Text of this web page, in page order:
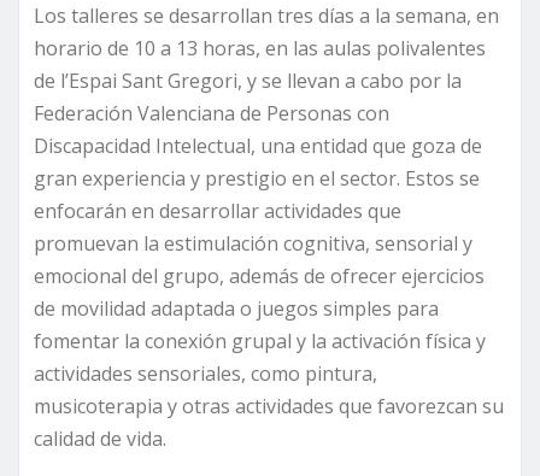
Los talleres se desarrollan tres días a la semana, en
horario de 10 a 13 horas, en las aulas polivalentes
de l’Espai Sant Gregori, y se llevan a cabo por la
Federación Valenciana de Personas con
Discapacidad Intelectual, una entidad que goza de
gran experiencia y prestigio en el sector. Estos se
enfocarán en desarrollar actividades que
promuevan la estimulación cognitiva, sensorial y
emocional del grupo, además de ofrecer ejercicios
de movilidad adaptada o juegos simples para
fomentar la conexión grupal y la activación física y
actividades sensoriales, como pintura,
musicoterapia y otras actividades que favorezcan su
calidad de vida.